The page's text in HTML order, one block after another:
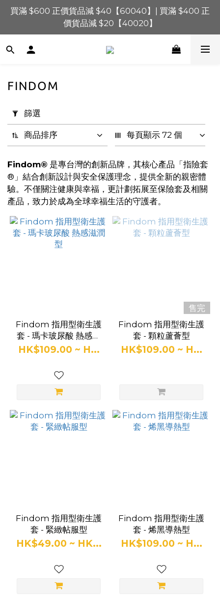
買滿 $1,200 正價貨品減 $120【1200120】| 買滿
$900 正價貨品減 $80！【90080】
買滿 $600 正價貨品減 $40【60040】| 買滿 $400 正
價貨品減 $20【40020】
買滿 $1,200 正價貨品減 $120【1200120】| 買滿
篩
(0/20)
價格
(HK$)
~
FINDOM
篩選
商品排序 每頁顯示 72 個
Findom® 是專台灣的創新品牌，其核心產品「指險套
®」結合創新設計與安全保護理念，提供全新的親密體
驗。不僅關注健康與幸福，更計劃拓展至保險套及相關
產品，致力於成為全球幸福生活的守護者。
Findom 指用型衛生護
套 - 瑪卡玻尿酸 熱感滋
潤型
HK$109.00 ~ H...
售完
Findom 指用型衛生護
套 - 顆粒蘆薈型
HK$109.00 ~ H...
Findom 指用型衛生護
套 - 緊緻帖服型
HK$49.00 ~ HK...
Findom 指用型衛生護
套 - 烯黑導熱型
HK$109.00 ~ H...